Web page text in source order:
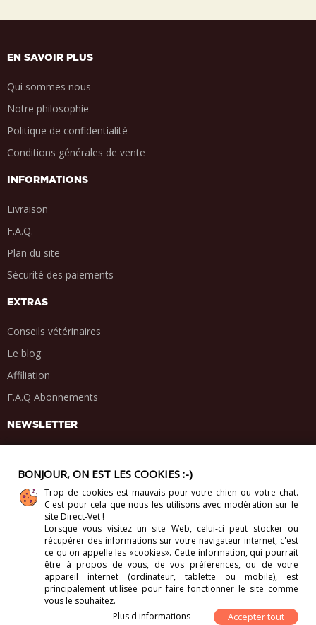
EN SAVOIR PLUS
Qui sommes nous
Notre philosophie
Politique de confidentialité
Conditions générales de vente
INFORMATIONS
Livraison
F.A.Q.
Plan du site
Sécurité des paiements
EXTRAS
Conseils vétérinaires
Le blog
Affiliation
F.A.Q Abonnements
NEWSLETTER
PARTAGE SOCIAL
. .
Copyright 2012-2026 Direct-Vet BV. Tous droits réservés.
BONJOUR, ON EST LES COOKIES :-)
Trop de cookies est mauvais pour votre chien ou votre chat.
C'est pour cela que nous les utilisons avec modération sur le
site Direct-Vet !
Lorsque vous visitez un site Web, celui-cipeut stocker ou
récupérer des informations sur votre navigateur internet, c'est
ce qu'on appelle les «cookies». Cette information, qui pourrait
être à propos de vous, de vos préférences, ou de votre
appareil internet (ordinateur, tablette ou mobile), est
principalement utilisée pour faire fonctionner le site comme
vous le souhaitez.
Plus d'informations
Accepter tout